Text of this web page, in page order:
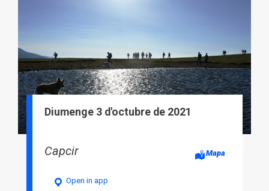
Diumenge 3 d'octubre de 2021
Capcir Mapa
Open in app